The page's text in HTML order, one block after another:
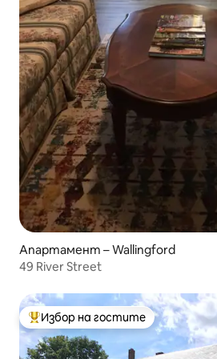
Апартамент – Wallingford
49 River Street
Най-популярен избор на гостите
Избор на гостите